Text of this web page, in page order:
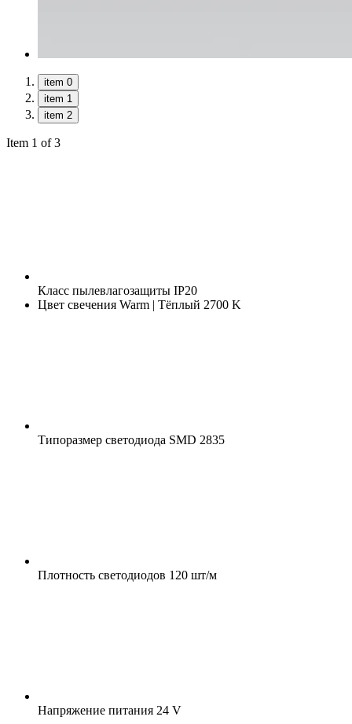
item 0
item 1
item 2
Item 1 of 3
Класс пылевлагозащиты IP20
Цвет свечения Warm | Тёплый 2700 K
Типоразмер светодиода SMD 2835
Плотность светодиодов 120 шт/м
Напряжение питания 24 V